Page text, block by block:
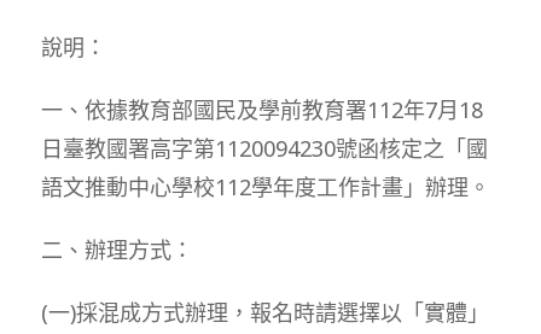
說明：
一、依據教育部國民及學前教育署112年7月18
日臺教國署高字第1120094230號函核定之「國
語文推動中心學校112學年度工作計畫」辦理。
二、辦理方式：
(一)採混成方式辦理，報名時請選擇以「實體」